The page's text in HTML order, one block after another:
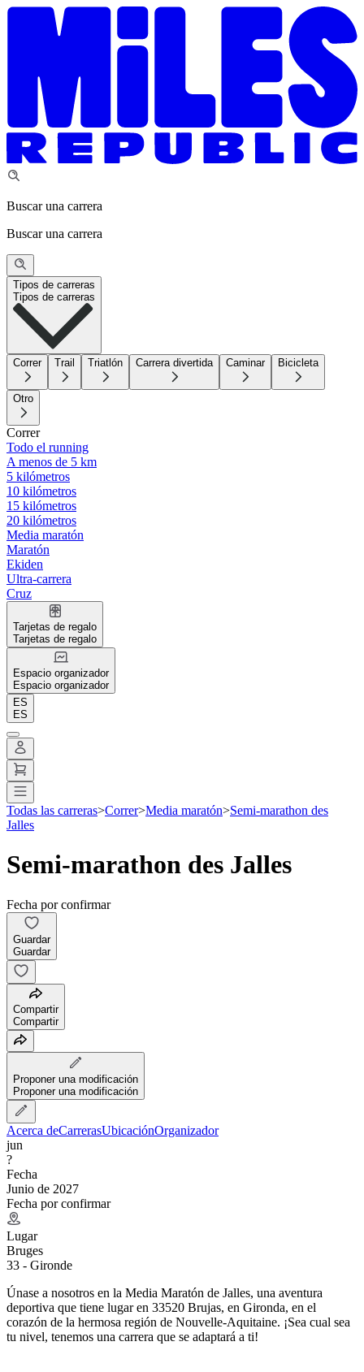
Buscar una carrera
Buscar una carrera
Tipos de carreras
Tipos de carreras
Correr Trail Triatlón Carrera divertida Caminar Bicicleta
Otro
Correr
Todo el running
A menos de 5 km
5 kilómetros
10 kilómetros
15 kilómetros
20 kilómetros
Media maratón
Maratón
Ekiden
Ultra-carrera
Cruz
Tarjetas de regalo
Tarjetas de regalo
Espacio organizador
Espacio organizador
ES
ES
Todas las carreras>Correr>Media maratón>Semi-marathon des
Jalles
Semi-marathon des Jalles
Fecha por confirmar
Guardar
Guardar
Compartir
Compartir
Proponer una modificación
Proponer una modificación
Acerca deCarrerasUbicaciónOrganizador
jun
?
Fecha
Junio de 2027
Fecha por confirmar
Lugar
Bruges
33 - Gironde
Únase a nosotros en la Media Maratón de Jalles, una aventura
deportiva que tiene lugar en 33520 Brujas, en Gironda, en el
corazón de la hermosa región de Nouvelle-Aquitaine. ¡Sea cual sea
tu nivel, tenemos una carrera que se adaptará a ti!